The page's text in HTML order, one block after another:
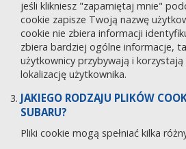
jeśli klikniesz "zapamiętaj mnie"
cookie zapisze Twoją nazwę
cookie nie zbiera informacji
zbiera bardziej ogólne informacje,
użytkownicy przybywają i korzystają
lokalizację użytkownika.
JAKIEGO RODZAJU PLIKÓW
SUBARU?
Pliki cookie mogą spełniać kilka